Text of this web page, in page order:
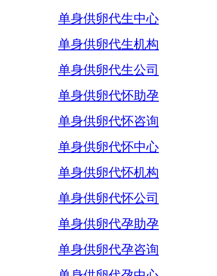
单身供卵代生中心
单身供卵代生机构
单身供卵代生公司
单身供卵代怀助孕
单身供卵代怀咨询
单身供卵代怀中心
单身供卵代怀机构
单身供卵代怀公司
单身供卵代孕助孕
单身供卵代孕咨询